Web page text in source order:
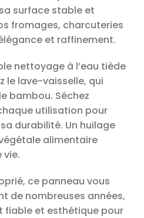
surface stable et
fromages, charcuteries
et raffinement.
nettoyage à l’eau tiède
le lave-vaisselle, qui
bambou. Séchez
utilisation pour
durabilité. Un huilage
alimentaire
vie.
ce panneau vous
de nombreuses années,
fiable et esthétique pour